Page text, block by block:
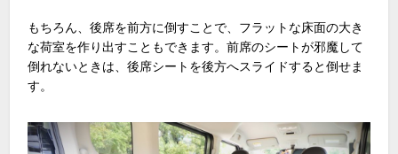
もちろん、後席を前方に倒すことで、フラットな床面の大き
な荷室を作り出すこともできます。前席のシートが邪魔して
倒れないときは、後席シートを後方へスライドすると倒せま
す。